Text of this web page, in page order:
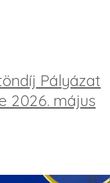
Pályázat
2026. május